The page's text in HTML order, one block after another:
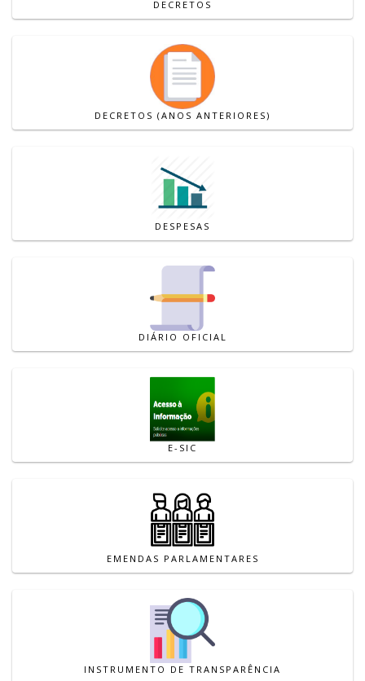
DECRETOS
DECRETOS (ANOS ANTERIORES)
DESPESAS
DIÁRIO OFICIAL
E-SIC
EMENDAS PARLAMENTARES
INSTRUMENTO DE TRANSPARÊNCIA